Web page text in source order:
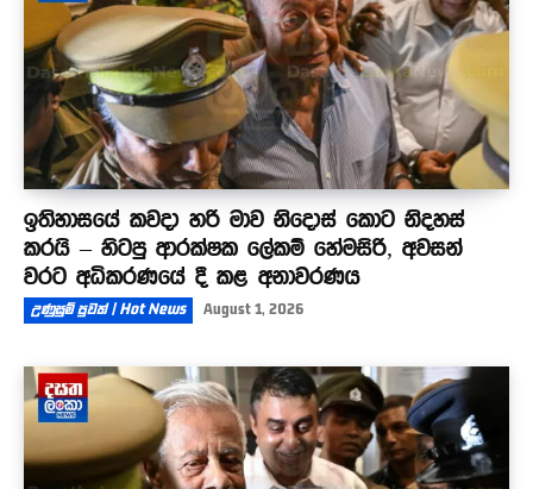
ඉතිහාසයේ කවදා හරි මාව නිදොස් කොට නිදහස්
කරයි – හිටපු ආරක්ෂක ලේකම් හේමසිරි, අවසන්
වරට අධිකරණයේ දී කළ අනාවරණය
උණුසුම් පුවත් | Hot News August 1, 2026